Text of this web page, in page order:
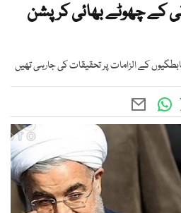
کے چھوٹے بھائی کرپشن
کے الزامات پر تحقیقات کی جارہی تھیں